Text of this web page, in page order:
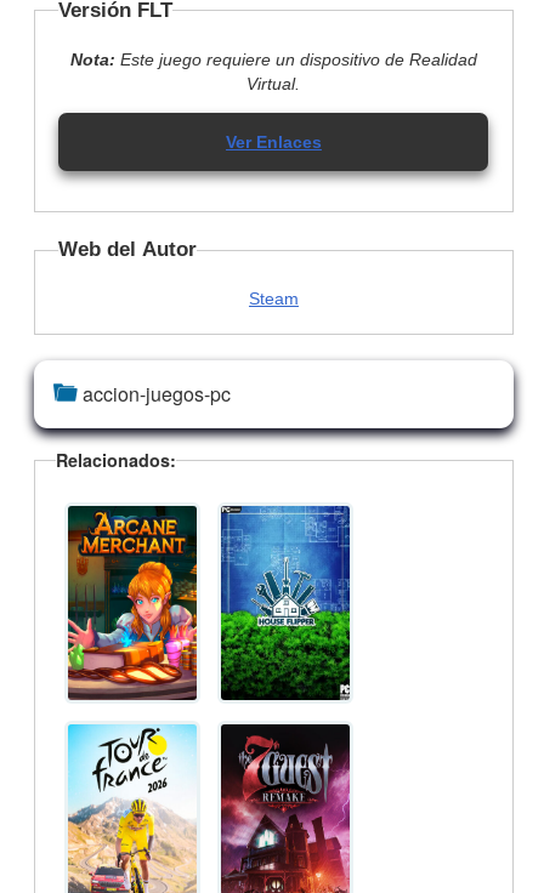
Versión FLT
Nota: Este juego requiere un dispositivo de Realidad
Virtual.
Ver Enlaces
Web del Autor
Steam
accion-juegos-pc
Relacionados: